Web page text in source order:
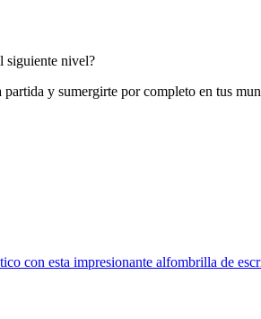
siguiente nivel?
y sumergirte por completo en tus
con esta impresionante alfombrilla de